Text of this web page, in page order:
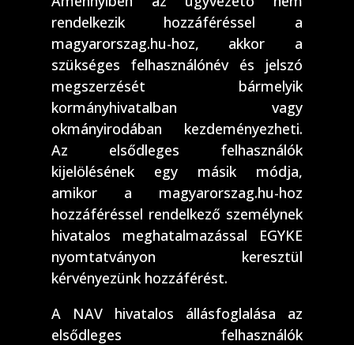
rendelkezik hozzáféréssel a
magyarorszag.hu-hoz, akkor a
szükséges felhasználónév és jelszó
megszerzését bármelyik
kormányhivatalban vagy
okmányirodában kezdeményezheti.
Az elsődleges felhasználók
kijelölésének egy másik módja,
amikor a magyarorszag.hu-hoz
hozzáféréssel rendelkező személynek
hivatalos meghatalmazással EGYKE
nyomtatványon keresztül
kérvényezünk hozzáférést.
A NAV hivatalos állásfoglalása az
elsődleges felhasználók